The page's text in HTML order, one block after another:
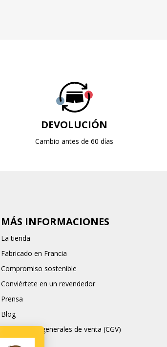
DEVOLUCIÓN
Cambio antes de 60 días
MÁS INFORMACIONES
La tienda
Fabricado en Francia
Compromiso sostenible
Conviértete en un revendedor
Prensa
Blog
Condiciones generales de venta (CGV)
CGU